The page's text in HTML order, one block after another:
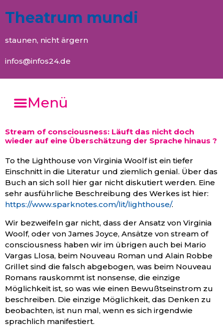
Theatrum mundi
staunen, nicht ärgern
infos@infos24.de
Menü
Stream of consciousness: Läuft das nicht doch
wieder auf eine Überschätzung der Sprache hinaus ?
To the Lighthouse von Virginia Woolf ist ein tiefer
Einschnitt in die Literatur und ziemlich genial. Über das
Buch an sich soll hier gar nicht diskutiert werden. Eine
sehr ausführliche Beschreibung des Werkes ist hier:
https://www.sparknotes.com/lit/lighthouse/.
Wir bezweifeln gar nicht, dass der Ansatz von Virginia
Woolf, oder von James Joyce, Ansätze von stream of
consciousness haben wir im übrigen auch bei Mario
Vargas Llosa, beim Nouveau Roman und Alain Robbe
Grillet sind die falsch abgebogen, was beim Nouveau
Romans rauskommt ist nonsense, die einzige
Möglichkeit ist, so was wie einen Bewußtseinstrom zu
beschreiben. Die einzige Möglichkeit, das Denken zu
beobachten, ist nun mal, wenn es sich irgendwie
sprachlich manifestiert.